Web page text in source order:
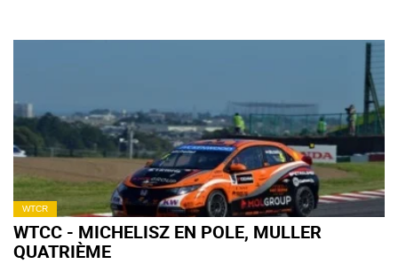
WTCR
WTCC - MICHELISZ EN POLE, MULLER
QUATRIÈME